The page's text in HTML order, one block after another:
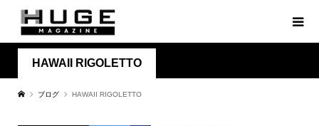
HAWAII RIGOLETTO
ブログ HAWAII RIGOLETTO